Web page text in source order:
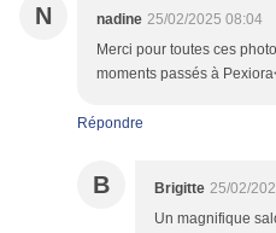
N nadine 25/02/2025 08:04
Merci pour toutes ces
moments passés à
Répondre
B Brigitte 25/02/
Un magnifique